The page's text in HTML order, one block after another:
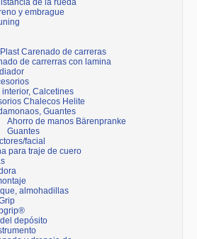
de la rueda
y embrague
Carenado de carreras
de carrerras con lamina
interior, Calcetines
Chalecos Helite
Guantes
Ahorro de manos Bärenpranke
Guantes
facial
para traje de cuero
almohadillas
depósito